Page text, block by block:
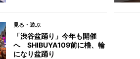
見る・遊ぶ
「渋谷盆踊り」今年も開催
へ SHIBUYA109前に櫓、輪
になり盆踊り